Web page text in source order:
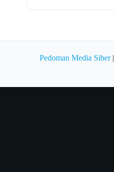
Pedoman Media Siber|